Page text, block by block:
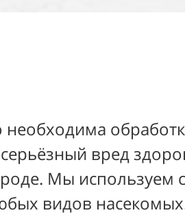
вред
Мы используем
видов